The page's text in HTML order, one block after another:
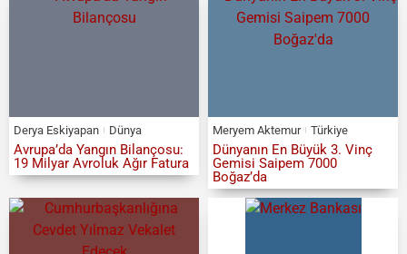
Derya Eskiyapan Dünya
Avrupa’da Yangın Bilançosu:
19 Milyar Avroluk Ağır Fatura
Meryem Aktemur Türkiye
Dünyanın En Büyük 3. Vinç
Gemisi Saipem 7000
Boğaz’da